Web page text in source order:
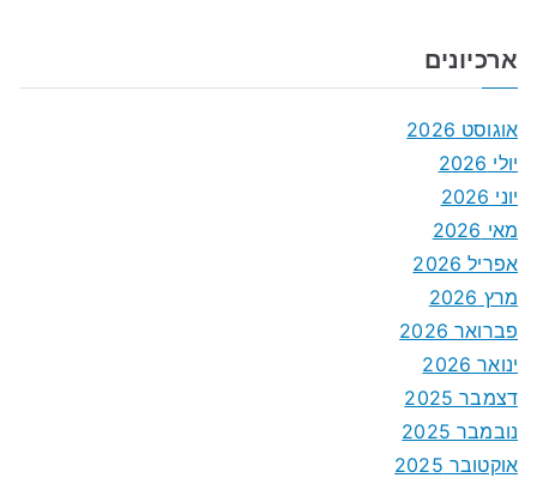
ארכיונים
אוגוסט 2026
יולי 2026
יוני 2026
מאי 2026
אפריל 2026
מרץ 2026
פברואר 2026
ינואר 2026
דצמבר 2025
נובמבר 2025
אוקטובר 2025